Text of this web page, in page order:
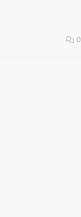
0